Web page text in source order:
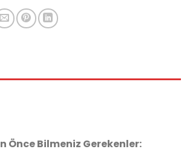
Önce Bilmeniz Gerekenler: